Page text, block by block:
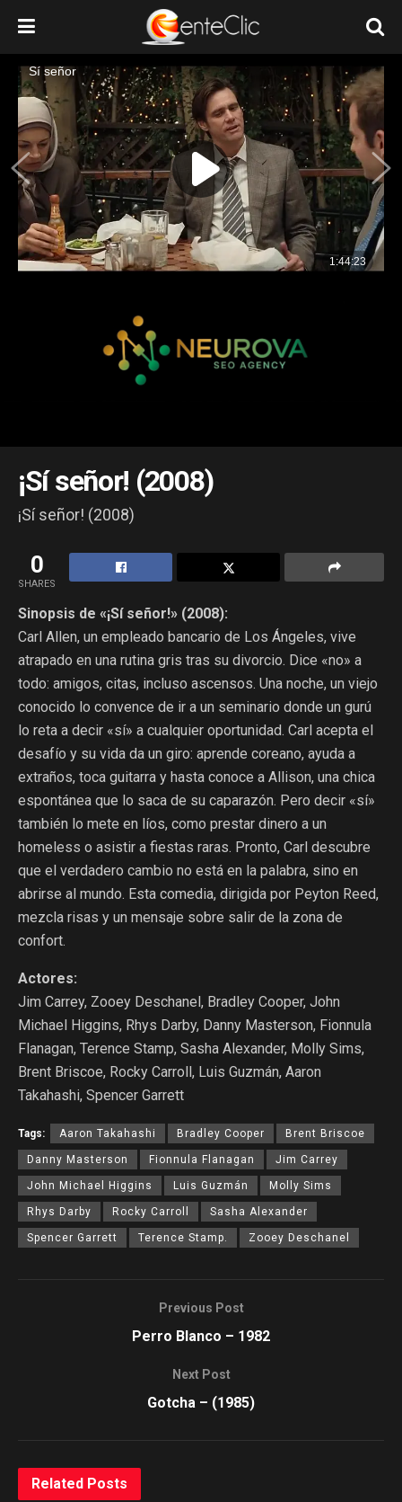
¡Sí señor! (2008)
¡Sí señor! (2008)
0
SHARES
Sinopsis de «¡Sí señor!» (2008):
Carl Allen, un empleado bancario de Los Ángeles, vive
atrapado en una rutina gris tras su divorcio. Dice «no» a
todo: amigos, citas, incluso ascensos. Una noche, un viejo
conocido lo convence de ir a un seminario donde un gurú
lo reta a decir «sí» a cualquier oportunidad. Carl acepta el
desafío y su vida da un giro: aprende coreano, ayuda a
extraños, toca guitarra y hasta conoce a Allison, una chica
espontánea que lo saca de su caparazón. Pero decir «sí»
también lo mete en líos, como prestar dinero a un
homeless o asistir a fiestas raras. Pronto, Carl descubre
que el verdadero cambio no está en la palabra, sino en
abrirse al mundo. Esta comedia, dirigida por Peyton Reed,
mezcla risas y un mensaje sobre salir de la zona de
confort.
Actores:
Jim Carrey, Zooey Deschanel, Bradley Cooper, John
Michael Higgins, Rhys Darby, Danny Masterson, Fionnula
Flanagan, Terence Stamp, Sasha Alexander, Molly Sims,
Brent Briscoe, Rocky Carroll, Luis Guzmán, Aaron
Takahashi, Spencer Garrett
Tags: Aaron Takahashi Bradley Cooper Brent Briscoe
Danny Masterson Fionnula Flanagan Jim Carrey
John Michael Higgins Luis Guzmán Molly Sims
Rhys Darby Rocky Carroll Sasha Alexander
Spencer Garrett Terence Stamp. Zooey Deschanel
Previous Post
Perro Blanco – 1982
Next Post
Gotcha – (1985)
Related Posts